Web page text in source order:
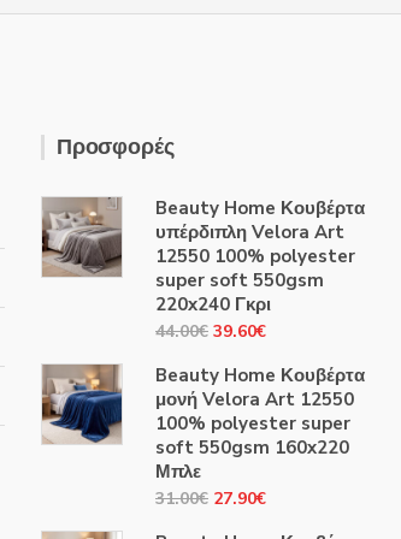
Προσφορές
Beauty Home Κουβέρτα
υπέρδιπλη Velora Art
12550 100% polyester
super soft 550gsm
220x240 Γκρι
44.00€ Original
was:
44.00€.
39.60€Η
τιμή
είναι:
39.60€.
Beauty Home Κουβέρτα
μονή Velora Art 12550
100% polyester super
soft 550gsm 160x220
Μπλε
31.00€ Original
27.90€Η